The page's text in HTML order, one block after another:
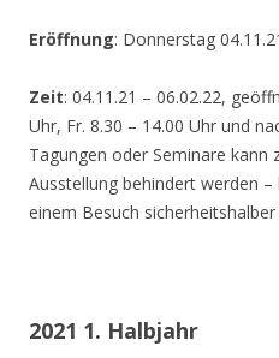
Eröffnung: Donnerstag
Zeit: 04.11.21 – 06.02.22,
Uhr, Fr. 8.30 – 14.00 Uhr und
Tagungen oder Seminare kann
Ausstellung behindert werden
einem Besuch sicherheitshalber
2021 1. Halbjahr